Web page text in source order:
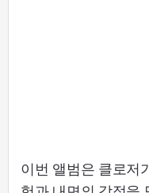
이번 앨범은 클로저